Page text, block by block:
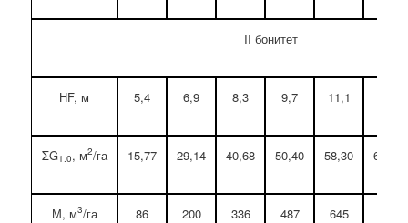
II бонитет
НF, м 5,4 6,9 8,3 9,7 11,1
ΣG1.0, м2/га 15,77 29,14 40,68 50,40 58,30 64,38
М, м3/га 86 200 336 487 645